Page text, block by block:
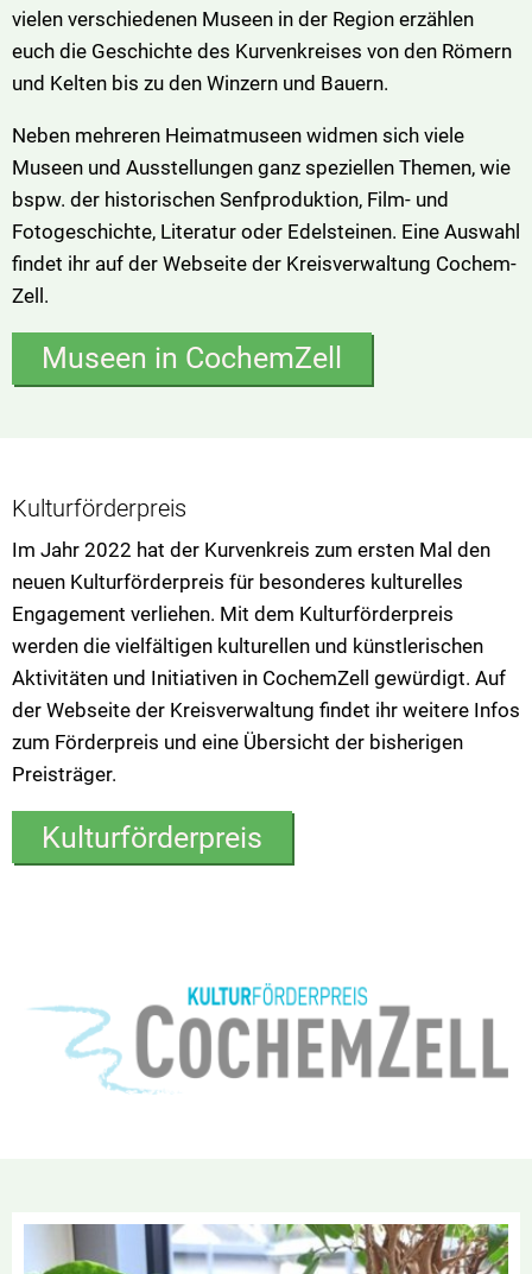
vielen verschiedenen Museen in der Region erzählen
euch die Geschichte des Kurvenkreises von den Römern
und Kelten bis zu den Winzern und Bauern.
Neben mehreren Heimatmuseen widmen sich viele
Museen und Ausstellungen ganz speziellen Themen, wie
bspw. der historischen Senfproduktion, Film- und
Fotogeschichte, Literatur oder Edelsteinen. Eine Auswahl
findet ihr auf der Webseite der Kreisverwaltung Cochem-
Zell.
Museen in CochemZell
Kulturförderpreis
Im Jahr 2022 hat der Kurvenkreis zum ersten Mal den
neuen Kulturförderpreis für besonderes kulturelles
Engagement verliehen. Mit dem Kulturförderpreis
werden die vielfältigen kulturellen und künstlerischen
Aktivitäten und Initiativen in CochemZell gewürdigt. Auf
der Webseite der Kreisverwaltung findet ihr weitere Infos
zum Förderpreis und eine Übersicht der bisherigen
Preisträger.
Kulturförderpreis